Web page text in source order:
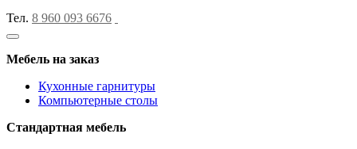
Тел. 8 960 093 6676
Мебель на заказ
Кухонные гарнитуры
Компьютерные столы
Стандартная мебель